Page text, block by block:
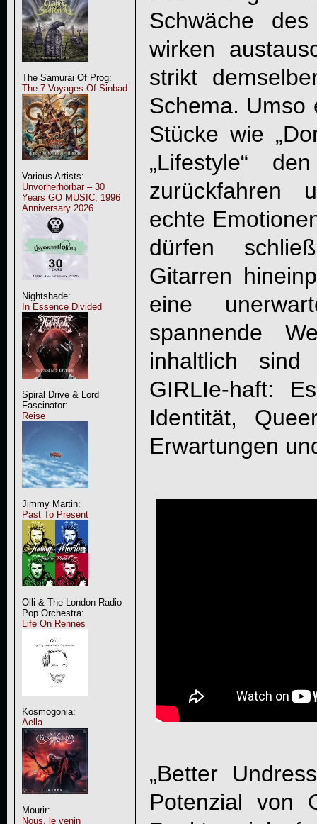
The Samurai Of Prog:
The 7 Voyages Of Sinbad
Various Artists:
Unvorherhörbar – 30
Years GO MUSIC, 1996
Anniversary 2026
Nightshade:
In Essence Divided
Spiral Drive & Lord
Fascinator:
Reise
Jimmy Martin:
Past To Present
Olli & The London Radio
Pop Orchestra:
Life On Rennes
Kosmogonia:
Aella
Mourir:
Nous, le venin
Schwäche
wirken
strikt
Schema. Umso
Stücke wie
„Lifestyle“
zurückfahren
echte
dürfen
Gitarren
eine
spannende
inhaltlich
GIRLIe-haft:
Identität,
Erwartungen
„Better
Potenzial von